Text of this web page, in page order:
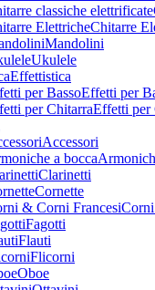
Chitarre
Mandolini
Ukulele
Effettistica
Effetti per
Effetti per
Accessori
Clarinetti
Cornette
Fagotti
Flauti
Flicorni
Oboe